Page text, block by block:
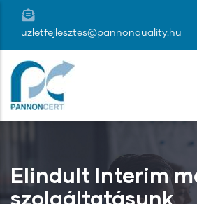
Ugrás
tartalomra
uzletfejlesztes@pannonquality.hu
Elindult Interim
szolgáltatásunk